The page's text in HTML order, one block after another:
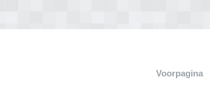
Voorpagina